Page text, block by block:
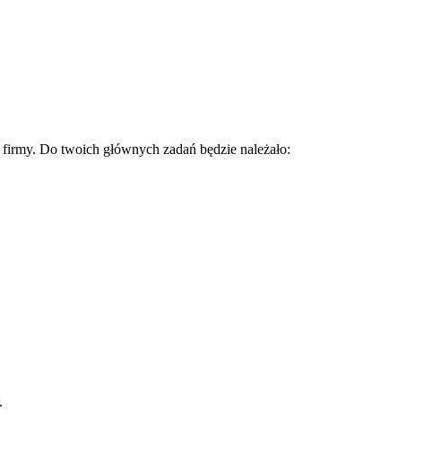
Do twoich głównych zadań będzie należało: